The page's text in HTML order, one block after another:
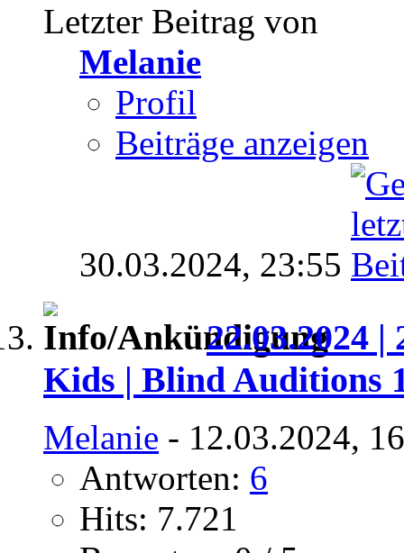
Letzter Beitrag von
Melanie
Profil
Beiträge anzeigen
30.03.2024, 23:55
22.03.2024 |
Kids | Blind Auditions
Melanie - 12.03.2024,
Antworten: 6
Hits: 7.721